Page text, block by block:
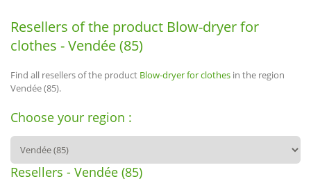
Resellers of the product Blow-dryer for
clothes - Vendée (85)
Find all resellers of the product Blow-dryer for clothes in the region
Vendée (85).
Choose your region :
Resellers - Vendée (85)